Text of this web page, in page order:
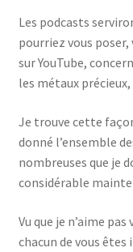
Les podcasts
pourriez vous
sur YouTube,
les métaux
Je trouve cette
donné l’ensemble
nombreuses que je
considérable
Vu que je n’aime
chacun de vous